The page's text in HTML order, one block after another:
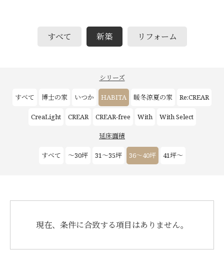
モデルハウス
お客様の声
新築
リフォーム
すべて 新築 リフォーム
シリーズ
すべて 博士の家 いつか HABITA 暖冬涼夏の家 Re:CREAR
CreaLight CREAR CREAR-free With With Select
延床面積
すべて ～30坪 31～35坪 36～40坪 41坪～
現在、条件に合致する項目はありません。